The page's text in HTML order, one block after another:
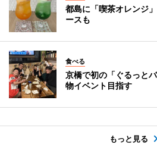
都島に「喫茶オレンジ
ースも
食べる
京橋で初の「ぐるっと
物イベント目指す
もっと見る